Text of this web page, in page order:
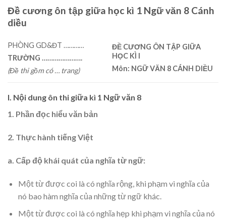
Đề cương ôn tập giữa học kì 1 Ngữ văn 8 Cánh
diều
PHÒNG GD&ĐT …………
TRƯỜNG ………………….
(Đề thi gồm có … trang)
ĐỀ CƯƠNG ÔN TẬP GIỮA
HỌC KÌ I
Môn: NGỮ VĂN 8 CÁNH DIỀU
I. Nội dung ôn thi giữa kì 1 Ngữ văn 8
1. Phần đọc hiểu văn bản
2. Thực hành tiếng Việt
a. Cấp độ khái quát của nghĩa từ ngữ:
Một từ được coi là có nghĩa rộng, khi phạm vi nghĩa của
nó bao hàm nghĩa của những từ ngữ khác.
Một từ được coi là có nghĩa hẹp khi phạm vi nghĩa của nó